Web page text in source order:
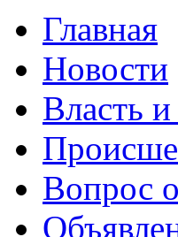
Главная
Новости
Власть
Вопрос